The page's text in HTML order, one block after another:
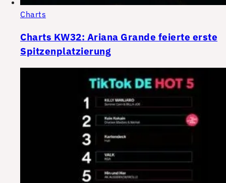
Charts
Charts KW32: Ariana Grande feierte erste
Spitzenplatzierung